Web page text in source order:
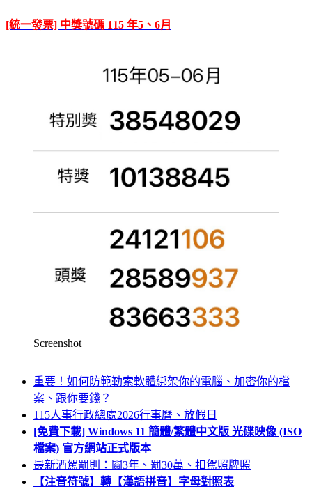
[統一發票] 中獎號碼 115 年5、6月
Screenshot
重要！如何防範勒索軟體綁架你的電腦、加密你的檔
案、跟你要錢？
115人事行政總處2026行事曆、放假日
[免費下載] Windows 11 簡體/繁體中文版 光碟映像 (ISO
檔案) 官方網站正式版本
最新酒駕罰則：關3年、罰30萬、扣駕照牌照
【注音符號】轉【漢語拼音】字母對照表